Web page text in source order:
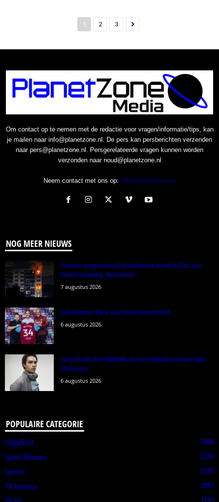
1 2 3
Om contact op te nemen met de redactie voor vragen/informatie/tips, kan
je mailen naar info@planetzone.nl. De pers kan persberichten verzenden
naar pers@planetzone.nl. Persgerelateerde vragen kunnen worden
verzonden naar noud@planetzone.nl
Neem contact met ons op: Info@planetzone.nl
NOG MEER NIEUWS
Persoon omgekomen bij uitslaande brand in flat aan
Watertorenweg, Rotterdam
7 augustus 2026
Joël Veltman kiest voor West Ham United
6 augustus 2026
Sony breidt WH-1000XM6 uit met stijlvolle nieuwe kleur
Olive Gray
6 augustus 2026
POPULAIRE CATEGORIE
Uitgelicht
5004
Sport Nieuws
2326
Sports
2210
TV Nieuws
2097